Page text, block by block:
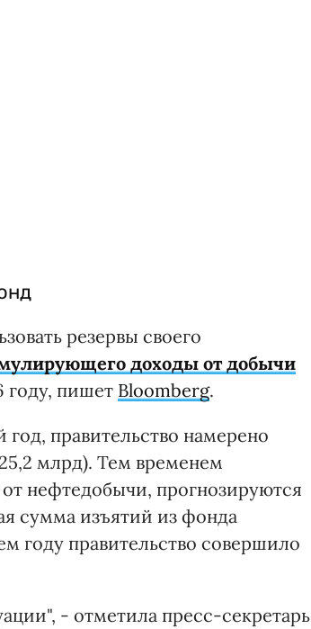
резервы своего
доходы от добычи
году, пишет Bloomberg.
правительство намерено
млрд). Тем временем
нефтедобычи, прогнозируются
сумма изъятий из фонда
году правительство совершило
- отметила пресс-секретарь